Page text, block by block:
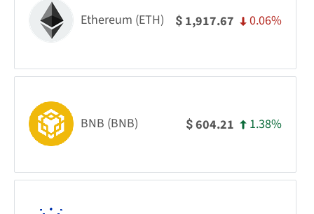
Ethereum (ETH) $ 1,917.67 0.06%
BNB (BNB) $604.21 1.38%